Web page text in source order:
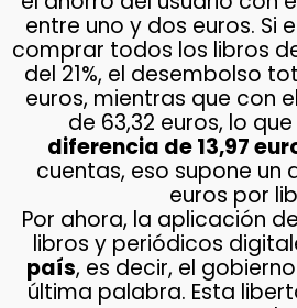
entre uno y dos euros. Si
comprar todos los libros
del 21%, el desembolso
euros, mientras que con
de 63,32 euros, lo que
diferencia de 13,97
cuentas, eso supone un
euros por
Por ahora, la aplicación
libros y periódicos
país, es decir, el
última palabra. Esta